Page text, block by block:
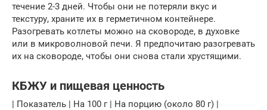
течение 2-3 дней. Чтобы они не потеряли вкус и
текстуру, храните их в герметичном контейнере.
Разогревать котлеты можно на сковороде, в духовке
или в микроволновой печи. Я предпочитаю разогревать
их на сковороде, чтобы они снова стали хрустящими.
КБЖУ и пищевая ценность
| Показатель | На 100 г | На порцию (около 80 г) |